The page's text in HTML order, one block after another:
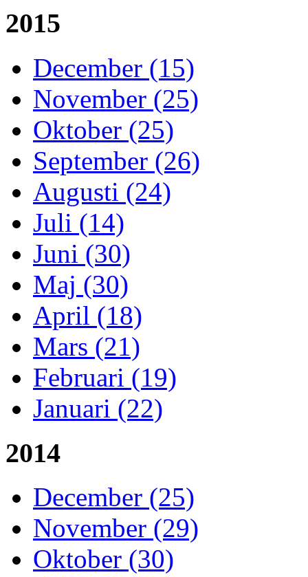
2015
December (15)
November (25)
Oktober (25)
September (26)
Augusti (24)
Juli (14)
Juni (30)
Maj (30)
April (18)
Mars (21)
Februari (19)
Januari (22)
2014
December (25)
November (29)
Oktober (30)